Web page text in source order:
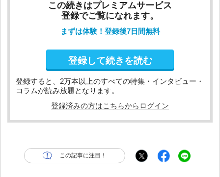
この続きはプレミアムサービス
登録でご覧になれます。
まずは体験！登録後7日間無料
登録して続きを読む
登録すると、2万本以上のすべての特集・インタビュー・
コラムが読み放題となります。
登録済みの方はこちらからログイン
この記事に注目！